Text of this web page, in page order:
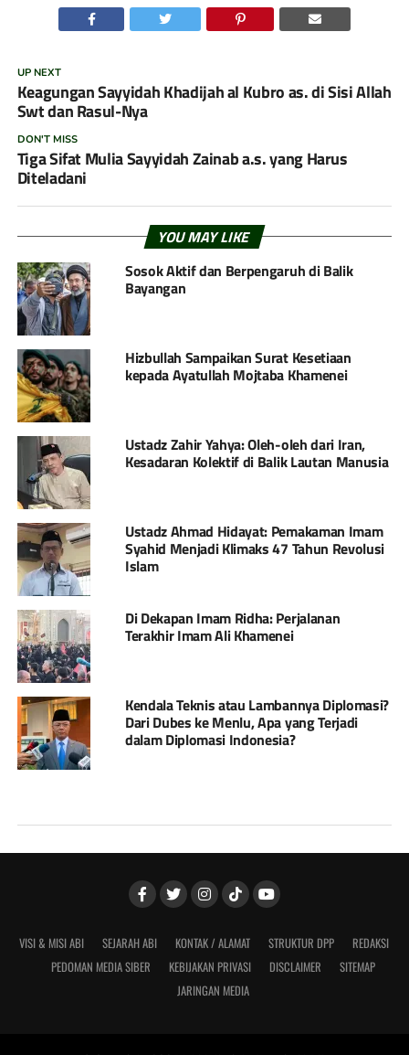
UP NEXT
Keagungan Sayyidah Khadijah al Kubro as. di Sisi Allah
Swt dan Rasul-Nya
DON'T MISS
Tiga Sifat Mulia Sayyidah Zainab a.s. yang Harus
Diteladani
YOU MAY LIKE
Sosok Aktif dan Berpengaruh di Balik
Bayangan
Hizbullah Sampaikan Surat Kesetiaan
kepada Ayatullah Mojtaba Khamenei
Ustadz Zahir Yahya: Oleh-oleh dari Iran,
Kesadaran Kolektif di Balik Lautan Manusia
Ustadz Ahmad Hidayat: Pemakaman Imam
Syahid Menjadi Klimaks 47 Tahun Revolusi
Islam
Di Dekapan Imam Ridha: Perjalanan
Terakhir Imam Ali Khamenei
Kendala Teknis atau Lambannya Diplomasi?
Dari Dubes ke Menlu, Apa yang Terjadi
dalam Diplomasi Indonesia?
VISI & MISI ABI SEJARAH ABI KONTAK / ALAMAT STRUKTUR DPP
REDAKSI
PEDOMAN MEDIA SIBER
KEBIJAKAN PRIVASI DISCLAIMER
SITEMAP
JARINGAN MEDIA